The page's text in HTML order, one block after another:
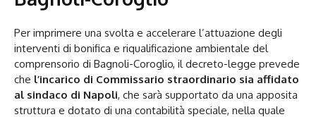
Per imprimere una svolta e accelerare l’attuazione degli
interventi di bonifica e riqualificazione ambientale del
comprensorio di Bagnoli-Coroglio, il decreto-legge prevede
che l’incarico di Commissario straordinario sia affidato
al sindaco di Napoli, che sarà supportato da una apposita
struttura e dotato di una contabilità speciale, nella quale